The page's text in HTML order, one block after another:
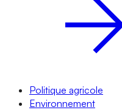
Politique agricole
Environnement